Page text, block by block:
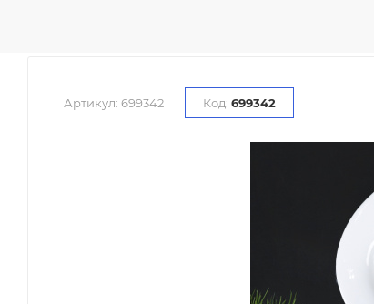
Артикул: 699342 Код: 699342